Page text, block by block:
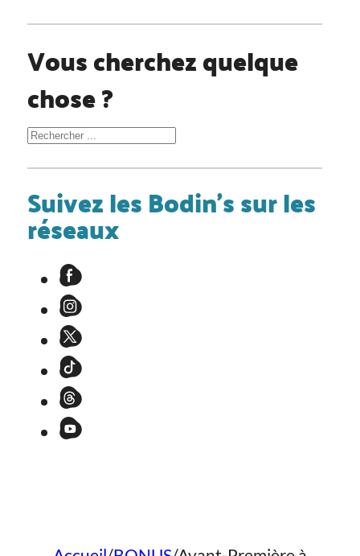
Vous cherchez quelque
chose ?
Rechercher
Suivez les Bodin's sur les
réseaux